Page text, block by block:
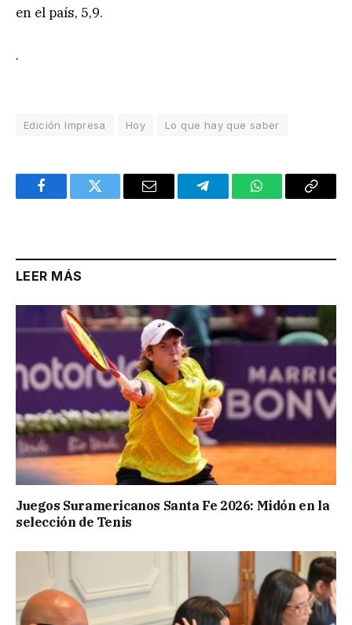
en el país, 5,9.
.
Edición Impresa Hoy Lo que hay que saber
FacebookTwitter Email TelegramWhatsAppCopy
LEER MÁS
Juegos Suramericanos Santa Fe 2026: Midón en la
selección de Tenis